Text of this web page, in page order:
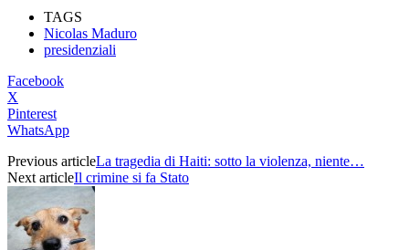
TAGS
Nicolas Maduro
presidenziali
Facebook
X
Pinterest
WhatsApp
Previous articleLa tragedia di Haiti: sotto la violenza, niente…
Next articleIl crimine si fa Stato